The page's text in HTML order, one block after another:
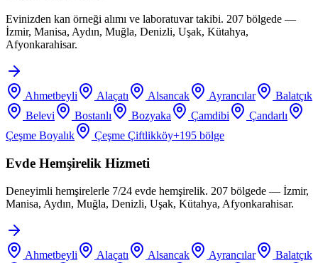
Evinizden kan örneği alımı ve laboratuvar takibi. 207 bölgede —
İzmir, Manisa, Aydın, Muğla, Denizli, Uşak, Kütahya,
Afyonkarahisar.
Ahmetbeyli Alaçatı Alsancak Ayrancılar
Balatçık
Belevi
Bostanlı Bozyaka Çamdibi
Çandarlı
Çeşme Boyalık
Çeşme Çiftlikköy+195 bölge
Evde Hemşirelik Hizmeti
Deneyimli hemşirelerle 7/24 evde hemşirelik. 207 bölgede — İzmir,
Manisa, Aydın, Muğla, Denizli, Uşak, Kütahya, Afyonkarahisar.
Ahmetbeyli Alaçatı Alsancak Ayrancılar Balatçık